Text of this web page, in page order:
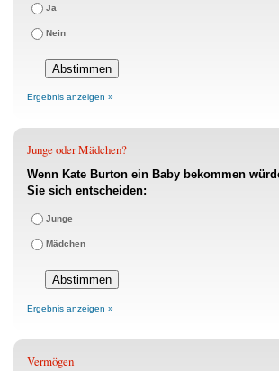
Ja
Nein
Ergebnis anzeigen »
Junge oder Mädchen?
Wenn Kate Burton ein Baby bekommen
Sie sich entscheiden:
Junge
Mädchen
Ergebnis anzeigen »
Vermögen